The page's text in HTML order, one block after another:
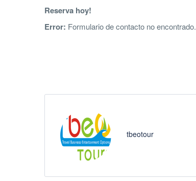
Reserva hoy!
Error: Formulario de contacto no encontrado.
tbeotour